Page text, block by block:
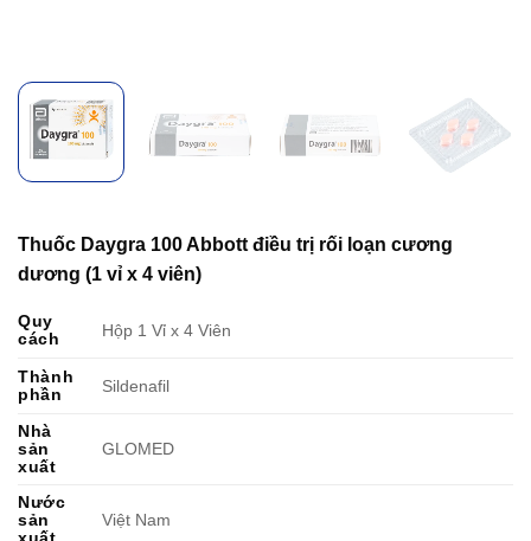
Thuốc Daygra 100 Abbott điều trị rối loạn cương
dương (1 vỉ x 4 viên)
Quy
cách
Hộp 1 Vỉ x 4 Viên
Thành
phần
Sildenafil
Nhà
sản
xuất
GLOMED
Nước
sản
xuất
Việt Nam